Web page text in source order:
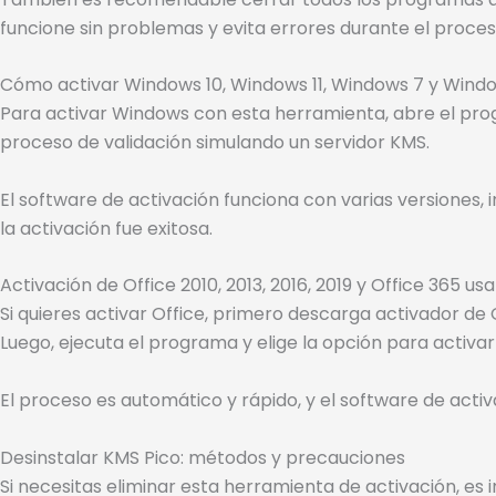
funcione sin problemas y evita errores durante el
Cómo activar Windows 10, Windows 11, Windows 7 y
Para activar Windows con esta herramienta, abre el
proceso de validación simulando un servidor KMS.
El software de activación funciona con varias versiones,
la activación fue exitosa.
Activación de Office 2010, 2013, 2016, 2019 y Office 365
Si quieres activar Office, primero descarga activador de
Luego, ejecuta el programa y elige la opción para
El proceso es automático y rápido, y el software de
Desinstalar KMS Pico: métodos y precauciones
Si necesitas eliminar esta herramienta de activación,